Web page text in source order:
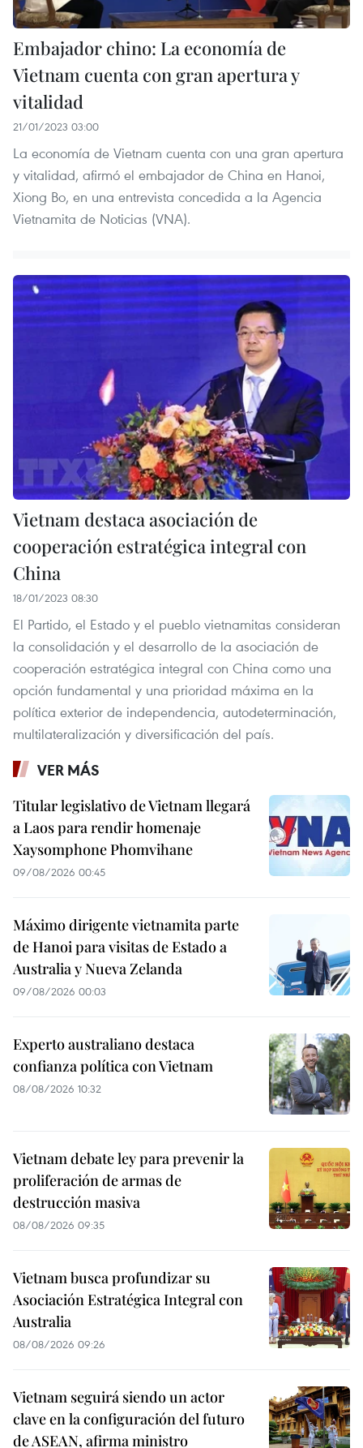
Embajador chino: La economía de
Vietnam cuenta con gran apertura y
vitalidad
21/01/2023 03:00
La economía de Vietnam cuenta con una gran apertura
y vitalidad, afirmó el embajador de China en Hanoi,
Xiong Bo, en una entrevista concedida a la Agencia
Vietnamita de Noticias (VNA).
Vietnam destaca asociación de
cooperación estratégica integral con
China
18/01/2023 08:30
El Partido, el Estado y el pueblo vietnamitas consideran
la consolidación y el desarrollo de la asociación de
cooperación estratégica integral con China como una
opción fundamental y una prioridad máxima en la
política exterior de independencia, autodeterminación,
multilateralización y diversificación del país.
VER MÁS
Titular legislativo de Vietnam llegará
a Laos para rendir homenaje
Xaysomphone Phomvihane
09/08/2026 00:45
Máximo dirigente vietnamita parte
de Hanoi para visitas de Estado a
Australia y Nueva Zelanda
09/08/2026 00:03
Experto australiano destaca
confianza política con Vietnam
08/08/2026 10:32
Vietnam debate ley para prevenir la
proliferación de armas de
destrucción masiva
08/08/2026 09:35
Vietnam busca profundizar su
Asociación Estratégica Integral con
Australia
08/08/2026 09:26
Vietnam seguirá siendo un actor
clave en la configuración del futuro
de ASEAN, afirma ministro